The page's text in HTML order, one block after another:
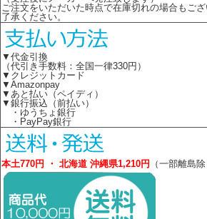
ご注文をいただいた時点で在庫切れの場合もご
了承ください。
▼代金引換
（代引き手数料：全国一律330円）
▼クレジットカード
▼Amazonpay
▼あと払い（ペイディ）
▼銀行振込（前払い）
・ゆうちょ銀行
・PayPay銀行
本土770円 ・ 北海道 沖縄県1,210円 （一部離島除